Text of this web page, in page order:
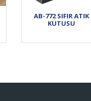
AB-772 SIFIR ATIK
KUTUSU